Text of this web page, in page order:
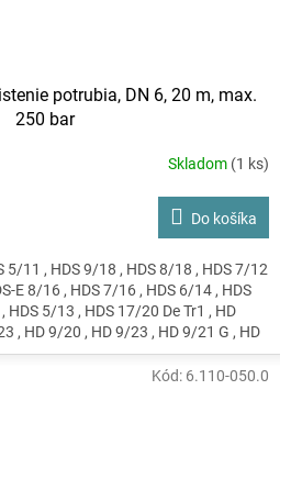
potrubia, DN 6, 20 m, max.
250 bar
Skladom (1 ks)
Do košíka
5/11 , HDS 9/18 , HDS 8/18 , HDS 7/12
E 8/16 , HDS 7/16 , HDS 6/14 , HDS
HDS 5/13 , HDS 17/20 De Tr1 , HD
, HD 9/20 , HD 9/23 , HD 9/21 G , HD
715 , HD 7/16 , HD 7/17 , HD 6/13 ,
728 B , HD 6/15 , HD 5/17 , HD 5/15 ,
Kód: 6.110-050.0